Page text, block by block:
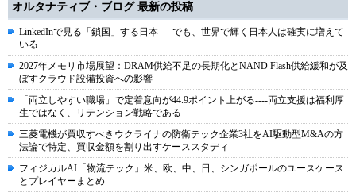
オルタナティブ・ブログ 最新の投稿
LinkedInで見る「鎖国」する日本 ― でも、世界で輝く日本人は確実に増えて
いる
2027年メモリ市場展望：DRAM供給不足の長期化とNAND Flash供給緩和が及
ぼすクラウド設備投資への影響
「両立しやすい職場」で定着意向が44.9ポイント上がる----両立支援は福利厚
生ではなく、リテンション戦略である
三菱電機が買収すべきウクライナの防衛テック企業3社をAI駆動型M&Aの方
法論で特定、買収金額を割り出すケーススタディ
フィジカルAI「物流テック」米、欧、中、日、シンガポールのユースケース
とプレイヤーまとめ